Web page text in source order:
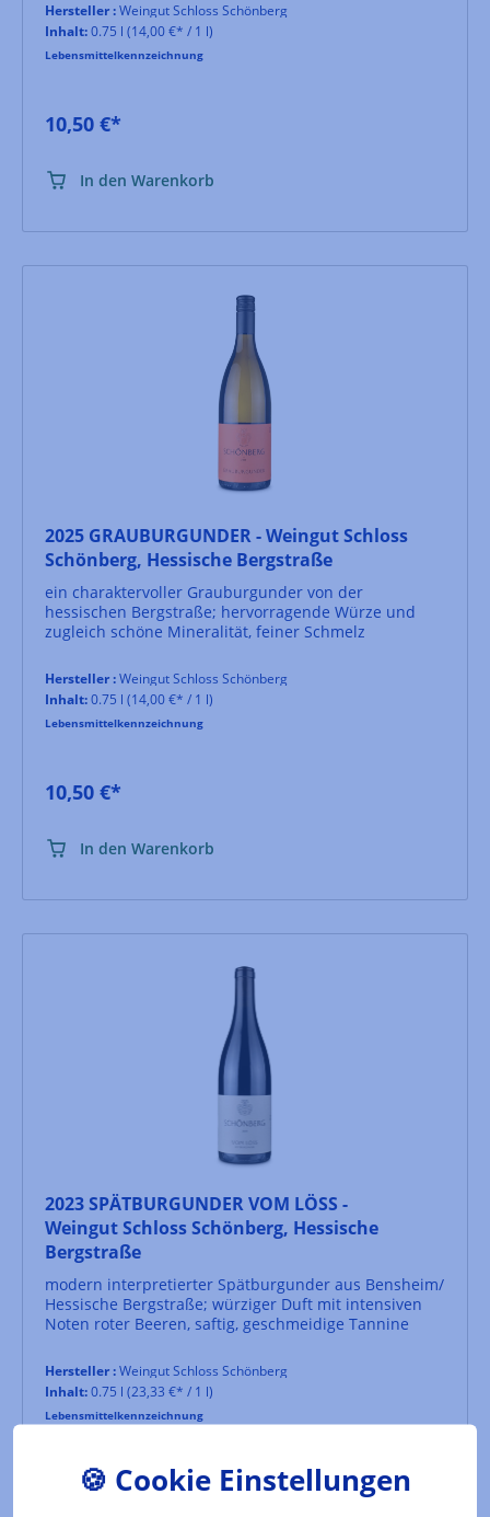
Hersteller :Weingut Schloss Schönberg
Inhalt:0.75 l (14,00 €* / 1 l)
Lebensmittelkennzeichnung
10,50 €*
In den Warenkorb
2025 GRAUBURGUNDER - Weingut Schloss
Schönberg, Hessische Bergstraße
ein charaktervoller Grauburgunder von der
hessischen Bergstraße; hervorragende Würze und
zugleich schöne Mineralität, feiner Schmelz
Hersteller :Weingut Schloss Schönberg
Inhalt:0.75 l (14,00 €* / 1 l)
Lebensmittelkennzeichnung
10,50 €*
In den Warenkorb
2023 SPÄTBURGUNDER VOM LÖSS -
Weingut Schloss Schönberg, Hessische
Bergstraße
modern interpretierter Spätburgunder aus Bensheim/
Hessische Bergstraße; würziger Duft mit intensiven
Noten roter Beeren, saftig, geschmeidige Tannine
Hersteller :Weingut Schloss Schönberg
Inhalt:0.75 l (23,33 €* / 1 l)
Lebensmittelkennzeichnung
17,50 €*